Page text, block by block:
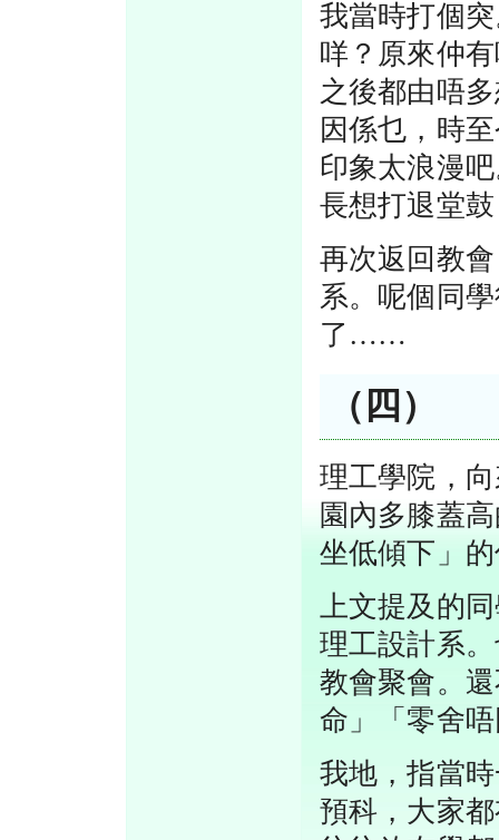
我當時打個
咩？原來仲
之後都由唔
因係乜，時
印象太浪漫
長想打退堂
再次返回教
系。呢個同
了……
（四）
理工學院，
園內多膝蓋
坐低傾下」
上文提及的
理工設計系
教會聚會。
命」「零舍
我地，指當
預科，大家